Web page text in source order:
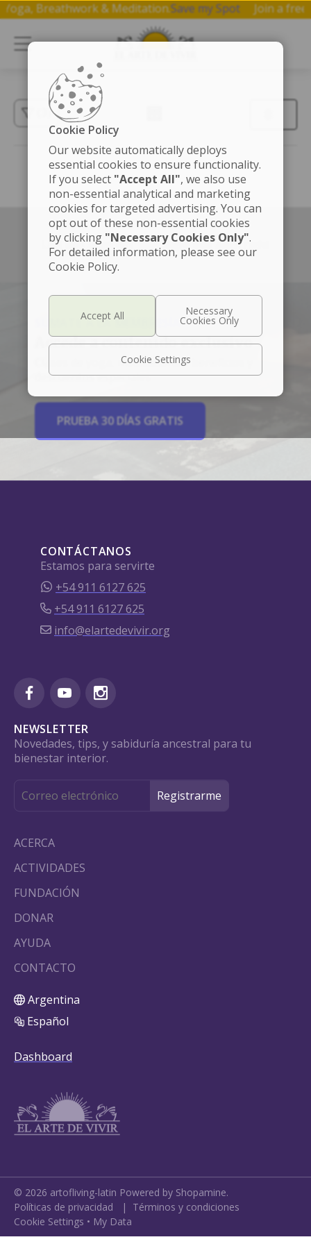
Yoga, Breathwork & Meditation.Save my Spot Join a
(3)
Left box align left Right box align right
SÚMATE A LA MEMBRESÍA
Accede a contenido exclusivo
Clases de yoga, meditaciones, beneficios y
descuentos especiales.
PRUEBA 30 DÍAS GRATIS
CONTÁCTANOS
Estamos para servirte
+54 911 6127 625
+54 911 6127 625
info@elartedevivir.org
NEWSLETTER
Novedades, tips, y sabiduría ancestral para tu
bienestar interior.
ACERCA
ACTIVIDADES
FUNDACIÓN
DONAR
AYUDA
CONTACTO
Argentina
Español
Dashboard
© 2026 artofliving-latin Powered by Shopamine.
Políticas de privacidad | Términos y condiciones
Cookie Settings • My Data
Cookie Policy
Our website automatically deploys
essential cookies to ensure functionality.
If you select "Accept All", we also use
non-essential analytical and marketing
cookies for targeted advertising. You can
opt out of these non-essential cookies
by clicking "Necessary Cookies Only".
For detailed information, please see our
Cookie Policy.
Cookie Settings